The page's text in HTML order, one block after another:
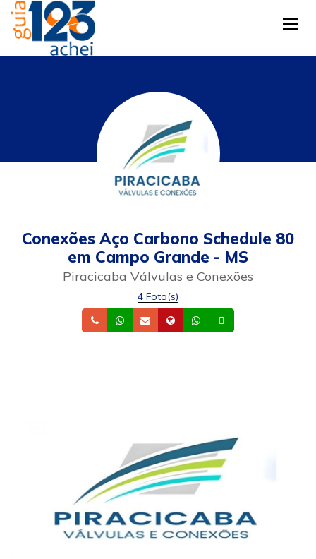
Conexões Aço Carbono Schedule 80
em Campo Grande - MS
Piracicaba Válvulas e Conexões
4 Foto(s)
TelefoneWhatsapp
Email Site Whatsapp